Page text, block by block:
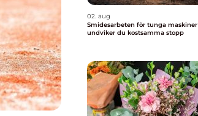
02. aug
Smidesarbeten för tunga maskiner så
undviker du kostsamma stopp